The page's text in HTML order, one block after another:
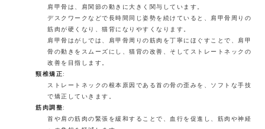
肩甲骨は、肩関節の動きに大きく関与しています。
デスクワークなどで長時間同じ姿勢を続けていると、肩甲骨周りの
筋肉が硬くなり、猫背になりやすくなります。
肩甲骨はがしでは、肩甲骨周りの筋肉を丁寧にほぐすことで、肩甲
骨の動きをスムーズにし、猫背の改善、そしてストレートネックの
改善を目指します。
頸椎矯正:
ストレートネックの根本原因である首の骨の歪みを、ソフトな手技
で矯正していきます。
筋肉調整:
首や肩の筋肉の緊張を緩和することで、血行を促進し、筋肉や神経